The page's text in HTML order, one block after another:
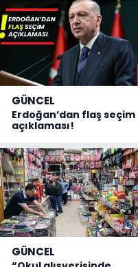
GÜNCEL
Erdoğan’dan flaş seçim
açıklaması!
GÜNCEL